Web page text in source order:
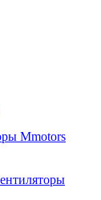
Mmotors